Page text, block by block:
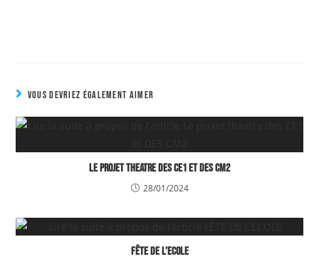
VOUS DEVRIEZ ÉGALEMENT AIMER
Le projet theatre des CE1 et DES CM2
28/01/2024
FÊTE DE L’ECOLE